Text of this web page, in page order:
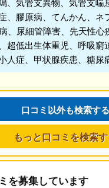
、膠原病、てんかん、ネ
、尿細管障害、先天性心
超低出生体重児、呼吸窮
人症、甲状腺疾患、糖尿
口コミ以外も検索する
もっと口コミを検索
を募集しています